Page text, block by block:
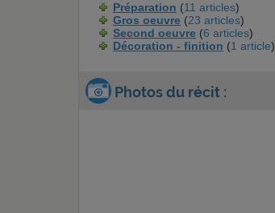
Préparation (11 articles)
Gros oeuvre (23 articles)
Second oeuvre (6 articles)
Décoration - finition (1 article)
Photos du récit :